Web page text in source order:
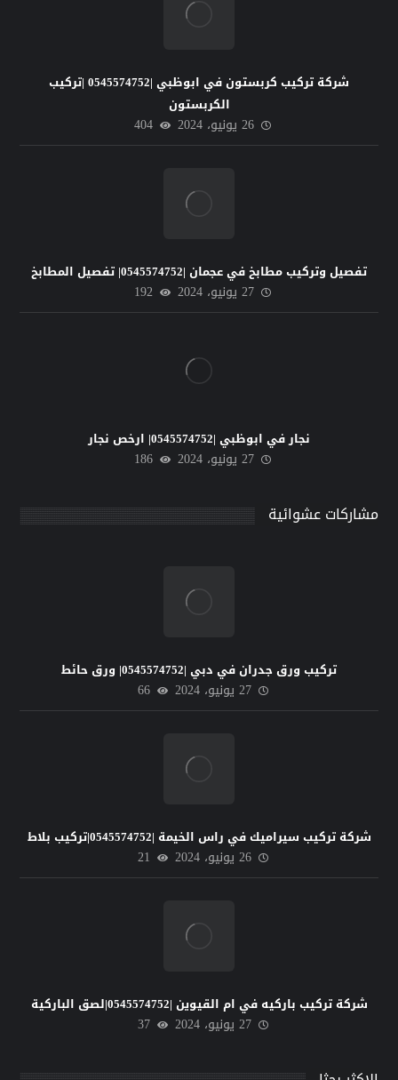
شركة تركيب كربستون في ابوظبي |0545574752 |تركيب
الكربستون
26 يونيو، 2024 404
تفصيل وتركيب مطابخ في عجمان |0545574752| تفصيل المطابخ
27 يونيو، 2024 192
نجار في ابوظبي |0545574752| ارخص نجار
27 يونيو، 2024 186
مشاركات عشوائية
تركيب ورق جدران في دبي |0545574752| ورق حائط
27 يونيو، 2024 66
شركة تركيب سيراميك في راس الخيمة |0545574752|تركيب بلاط
26 يونيو، 2024 21
شركة تركيب باركيه في ام القيوين |0545574752|لصق الباركية
27 يونيو، 2024 37